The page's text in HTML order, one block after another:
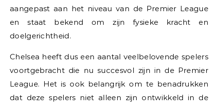
aangepast aan het niveau van de Premier League
en staat bekend om zijn fysieke kracht en
doelgerichtheid.
Chelsea heeft dus een aantal veelbelovende spelers
voortgebracht die nu succesvol zijn in de Premier
League. Het is ook belangrijk om te benadrukken
dat deze spelers niet alleen zijn ontwikkeld in de